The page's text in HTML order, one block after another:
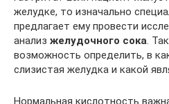
желудке, то изначально
предлагает ему провести
анализ желудочного сока.
возможность определить, в
слизистая желудка и какой
Нормальная кислотность